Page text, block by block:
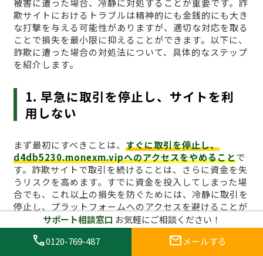
被害に遭った場合、冷静に対処することが重要です。詐
欺サイトにおけるトラブルは精神的にも金銭的にも大き
な打撃を与える可能性がありますが、適切な対応を取る
ことで損失を最小限に抑えることができます。以下に、
詐欺に遭った場合の対処法について、具体的なステップ
を紹介します。
1. 早急に取引を停止し、サイトを利
用しない
まず最初にすべきことは、 すぐに取引を停止し、
d4db5230.monexm.vipへのアクセスをやめることで
す。詐欺サイトで取引を続けることは、さらに資金を失
うリスクを高めます。すでに資金を投入してしまった場
合でも、これ以上の損失を防ぐためには、冷静に取引を
停止し、プラットフォームへのアクセスを避けることが
最も効果的です。ブラウザのキャッシュをクリアし、関
連するログイン情報も削除しておくとより安全です。
サポート相談窓口 お気軽にご相談ください！
call0120-769-487 mail メールする